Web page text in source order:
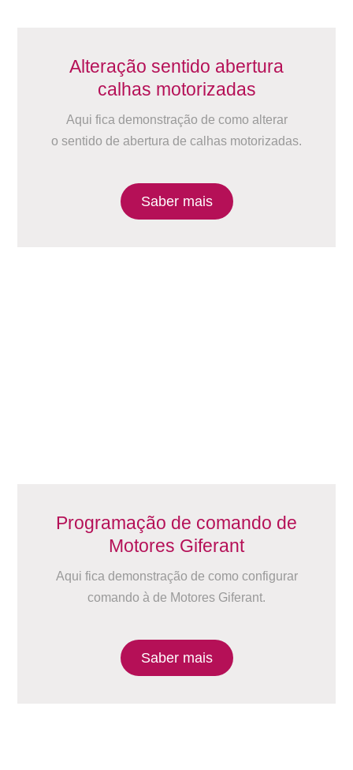
Alteração sentido abertura
calhas motorizadas
Aqui fica demonstração de como alterar
o sentido de abertura de calhas motorizadas.
Saber mais
Programação de comando de
Motores Giferant
Aqui fica demonstração de como configurar
comando à de Motores Giferant.
Saber mais